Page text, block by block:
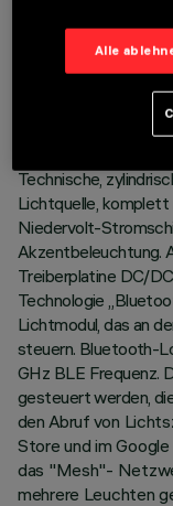
Technische,
Lichtquelle,
Niedervolt-
Akzentbeleuchtung.
Treiberplatine DC/
Technologie
Lichtmodul, das an
steuern. Bluetooth-
GHz BLE Frequenz.
gesteuert werden,
den Abruf von
Store und im
das "Mesh"-
mehrere Leuchten
Alle